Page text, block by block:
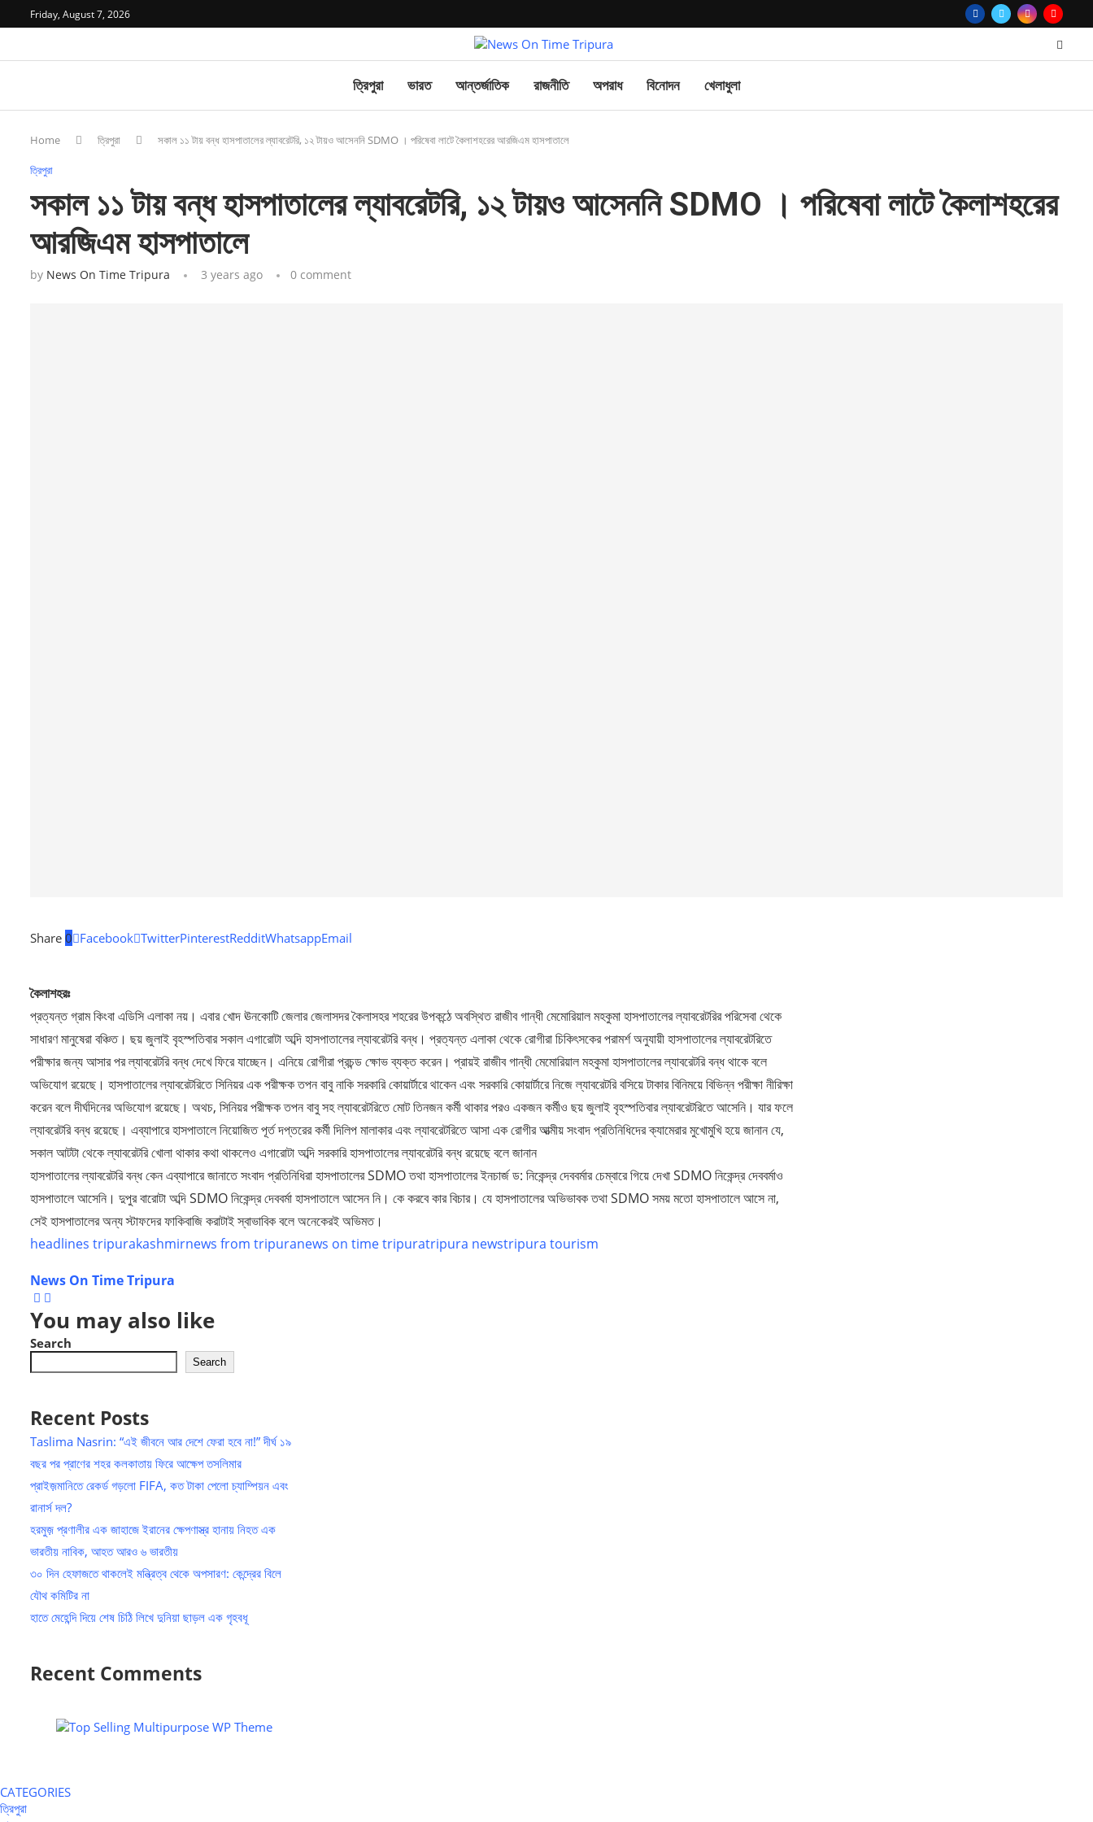
Friday, August 7, 2026
ত্রিপুরা ভারত আন্তর্জাতিক রাজনীতি অপরাধ বিনোদন খেলাধুলা
Home ত্রিপুরা সকাল ১১ টায় বন্ধ হাসপাতালের ল্যাবরেটরি, ১২ টায়ও আসেননি SDMO । পরিষেবা লাটে কৈলাশহরের আরজিএম হাসপাতালে
ত্রিপুরা
সকাল ১১ টায় বন্ধ হাসপাতালের ল্যাবরেটরি, ১২ টায়ও আসেননি SDMO । পরিষেবা লাটে কৈলাশহরের
আরজিএম হাসপাতালে
by News On Time Tripura 3 years ago 0 comment
Share 0 Facebook TwitterPinterestRedditWhatsappEmail
কৈলাশহরঃ
প্রত্যন্ত গ্রাম কিংবা এডিসি এলাকা নয়। এবার খোদ ঊনকোটি জেলার জেলাসদর কৈলাসহর শহরের উপকন্ঠে অবস্থিত রাজীব গান্ধী মেমোরিয়াল মহকুমা হাসপাতালের ল্যাবরেটরির পরিসেবা থেকে
সাধারণ মানুষেরা বঞ্চিত। ছয় জুলাই বৃহস্পতিবার সকাল এগারোটা অব্দি হাসপাতালের ল্যাবরেটরি বন্ধ। প্রত্যন্ত এলাকা থেকে রোগীরা চিকিৎসকের পরামর্শ অনুযায়ী হাসপাতালের ল্যাবরেটরিতে
পরীক্ষার জন্য আসার পর ল্যাবরেটরি বন্ধ দেখে ফিরে যাচ্ছেন। এনিয়ে রোগীরা প্রচন্ড ক্ষোভ ব্যক্ত করেন। প্রায়ই রাজীব গান্ধী মেমোরিয়াল মহকুমা হাসপাতালের ল্যাবরেটরি বন্ধ থাকে বলে
অভিযোগ রয়েছে। হাসপাতালের ল্যাবরেটরিতে সিনিয়র এক পরীক্ষক তপন বাবু নাকি সরকারি কোয়ার্টারে থাকেন এবং সরকারি কোয়ার্টারে নিজে ল্যাবরেটরি বসিয়ে টাকার বিনিময়ে বিভিন্ন পরীক্ষা নীরিক্ষা
করেন বলে দীর্ঘদিনের অভিযোগ রয়েছে। অথচ, সিনিয়র পরীক্ষক তপন বাবু সহ ল্যাবরেটরিতে মোট তিনজন কর্মী থাকার পরও একজন কর্মীও ছয় জুলাই বৃহস্পতিবার ল্যাবরেটরিতে আসেনি। যার ফলে
ল্যাবরেটরি বন্ধ রয়েছে। এব্যাপারে হাসপাতালে নিয়োজিত পূর্ত দপ্তরের কর্মী দিলিপ মালাকার এবং ল্যাবরেটরিতে আসা এক রোগীর আত্মীয় সংবাদ প্রতিনিধিদের ক্যামেরার মুখোমুখি হয়ে জানান যে,
সকাল আটটা থেকে ল্যাবরেটরি খোলা থাকার কথা থাকলেও এগারোটা অব্দি সরকারি হাসপাতালের ল্যাবরেটরি বন্ধ রয়েছে বলে জানান
হাসপাতালের ল্যাবরেটরি বন্ধ কেন এব্যাপারে জানাতে সংবাদ প্রতিনিধিরা হাসপাতালের SDMO তথা হাসপাতালের ইনচার্জ ড: নিকেন্দ্র দেববর্মার চেম্বারে গিয়ে দেখা SDMO নিকেন্দ্র দেববর্মাও
হাসপাতালে আসেনি। দুপুর বারোটা অব্দি SDMO নিকেন্দ্র দেববর্মা হাসপাতালে আসেন নি। কে করবে কার বিচার। যে হাসপাতালের অভিভাবক তথা SDMO সময় মতো হাসপাতালে আসে না,
সেই হাসপাতালের অন্য স্টাফদের ফাকিবাজি করাটাই স্বাভাবিক বলে অনেকেরই অভিমত।
headlines tripurakashmirnews from tripuranews on time tripuratripura newstripura tourism
News On Time Tripura
You may also like
Search
Search
Recent Posts
Taslima Nasrin: “এই জীবনে আর দেশে ফেরা হবে না!” দীর্ঘ ১৯
বছর পর প্রাণের শহর কলকাতায় ফিরে আক্ষেপ তসলিমার
প্রাইজ়মানিতে রেকর্ড গড়লো FIFA, কত টাকা পেলো চ্যাম্পিয়ন এবং
রানার্স দল?
হরমুজ় প্রণালীর এক জাহাজে ইরানের ক্ষেপণাস্ত্র হানায় নিহত এক
ভারতীয় নাবিক, আহত আরও ৬ ভারতীয়
৩০ দিন হেফাজতে থাকলেই মন্ত্রিত্ব থেকে অপসারণ: কেন্দ্রের বিলে
যৌথ কমিটির না
হাতে মেহেন্দি দিয়ে শেষ চিঠি লিখে দুনিয়া ছাড়ল এক গৃহবধূ
Recent Comments
CATEGORIES
ত্রিপুরা